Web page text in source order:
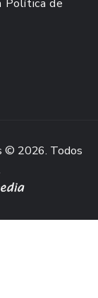
Política de
© 2026. Todos